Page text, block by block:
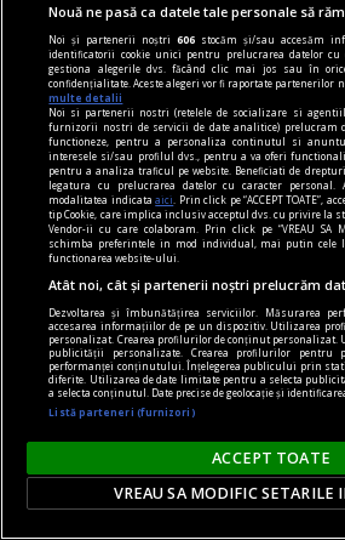
românești au luat prin
oameni. Potrivit
datorează producției
Moody’s a cruțat România.
strica tot. Avertismentul
România a scăpat, pentru
Nouă ne pasă ca datele tale personale să
Noi și partenerii noștri606 stocăm și/sau accesăm
identificatorii cookie unici pentru prelucrarea datelor cu
gestiona alegerile dvs. făcând clic mai jos sau în
confidențialitate. Aceste alegeri vor fi raportate partenerilor
multe detalii
Noi si partenerii nostri (retelele de socializare si
furnizorii nostri de servicii de date analitice) prelucram
functioneze, pentru a personaliza continutul si
interesele si/sau profilul dvs., pentru a va oferi
pentru a analiza traficul pe website. Beneficiati de
legatura cu prelucrarea datelor cu caracter personal.
modalitatea indicataaici
. Prin click pe “ACCEPT
tip Cookie, care implica inclusiv acceptul dvs. cu privire la
Vendor-ii cu care colaboram. Prin click pe “VREAU SA
schimba preferintele in mod individual, mai putin cele
functionarea website-ului.
Atât noi, cât și partenerii noștri prelucrăm
Dezvoltarea și îmbunătățirea serviciilor. Măsurarea
accesarea informațiilor de pe un dispozitiv. Utilizarea
personalizat. Crearea profilurilor de conținut
publicității personalizate. Crearea profilurilor pentru
performanței conținutului. Înțelegerea publicului prin
diferite. Utilizarea de date limitate pentru a selecta
a selecta conținutul. Date precise de geolocație și
Listă parteneri (furnizori)
ACCEPT TOATE
VREAU SA MODIFIC SETARILE